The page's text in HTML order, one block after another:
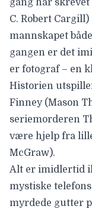
gang har
C. Robert
mannskapet
gangen er det
er fotograf – en
Historien
Finney (Mason
seriemorderen
være hjelp fra
McGraw).
Alt er imidlertid
mystiske
myrdede gutter